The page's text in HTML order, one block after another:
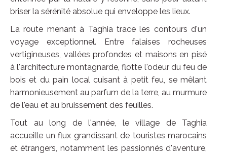
briser la sérénité absolue qui enveloppe les lieux.
La route menant à Taghia trace les contours d'un
voyage exceptionnel. Entre falaises rocheuses
vertigineuses, vallées profondes et maisons en pisé
à l'architecture montagnarde, flotte l'odeur du feu de
bois et du pain local cuisant à petit feu, se mêlant
harmonieusement au parfum de la terre, au murmure
de l'eau et au bruissement des feuilles.
Tout au long de l'année, le village de Taghia
accueille un flux grandissant de touristes marocains
et étrangers, notamment les passionnés d'aventure,